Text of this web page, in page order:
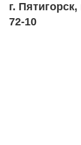
г.
72-10